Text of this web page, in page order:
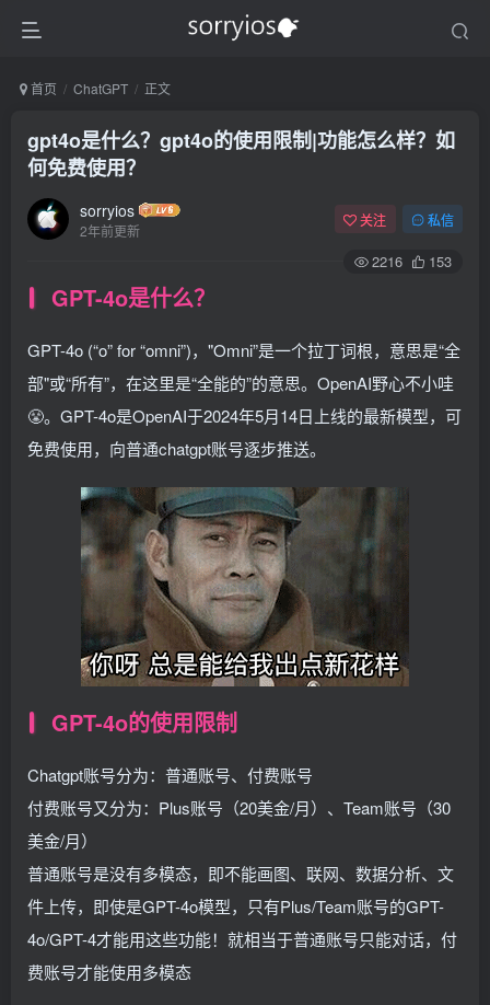
首页 ChatGPT 正文
gpt4o是什么？gpt4o的使用限制|功能怎么样？如
何免费使用？
sorryios
2年前更新
关注 私信
2216 153
GPT-4o是什么？
GPT-4o (“o” for “omni”)，"Omni”是一个拉丁词根，意思是“全
部"或“所有”，在这里是“全能的”的意思。OpenAI野心不小哇
😤。GPT-4o是OpenAI于2024年5月14日上线的最新模型，可
免费使用，向普通chatgpt账号逐步推送。
GPT-4o的使用限制
Chatgpt账号分为：普通账号、付费账号
付费账号又分为：Plus账号（20美金/月）、Team账号（30
美金/月）
普通账号是没有多模态，即不能画图、联网、数据分析、文
件上传，即使是GPT-4o模型，只有Plus/Team账号的GPT-
4o/GPT-4才能用这些功能！就相当于普通账号只能对话，付
费账号才能使用多模态